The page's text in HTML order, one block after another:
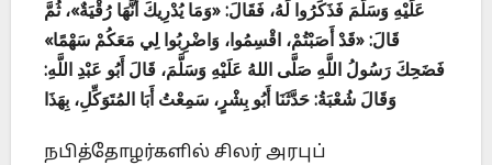
عَلَيْهِ وَسَلَّمَ فَذَكَرُوا لَهُ، فَقَالَ: «وَمَا يُدْرِيكَ أَنَّهَا رُقْيَةٌ»، ثُمَّ
قَالَ: «قَدْ أَصَبْتُمْ، اقْسِمُوا، وَاضْرِبُوا لِي مَعَكُمْ سَهْمًا»
فَضَحِكَ رَسُولُ اللَّهِ صَلَّى اللهُ عَلَيْهِ وَسَلَّمَ، قَالَ أَبُو عَبْدِ اللَّهِ:
وَقَالَ شُعْبَةُ: حَدَّثَنَا أَبُو بِشْرٍ، سَمِعْتُ أَبَا المُتَوَكِّلِ، بِهَذَا
நபித்தோழர்களில் சிலர் அரபுப்